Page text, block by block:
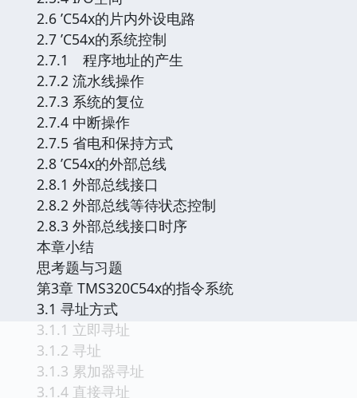
2.6 ’C54x的片内外设电路
2.7 ’C54x的系统控制
2.7.1 程序地址的产生
2.7.2 流水线操作
2.7.3 系统的复位
2.7.4 中断操作
2.7.5 省电和保持方式
2.8 ’C54x的外部总线
2.8.1 外部总线接口
2.8.2 外部总线等待状态控制
2.8.3 外部总线接口时序
本章小结
思考题与习题
第3章 TMS320C54x的指令系统
3.1 寻址方式
3.1.1 立即寻址
3.1.2 寻址
3.1.3 累加器寻址
3.1.4 直接寻址